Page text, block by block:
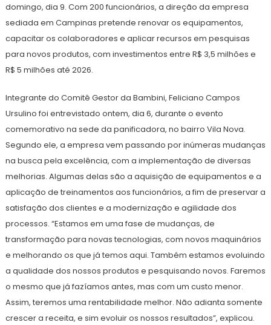
domingo, dia 9. Com 200 funcionários, a direção da empresa
sediada em Campinas pretende renovar os equipamentos,
capacitar os colaboradores e aplicar recursos em pesquisas
para novos produtos, com investimentos entre R$ 3,5 milhões e
R$ 5 milhões até 2026.
Integrante do Comitê Gestor da Bambini, Feliciano Campos
Ursulino foi entrevistado ontem, dia 6, durante o evento
comemorativo na sede da panificadora, no bairro Vila Nova.
Segundo ele, a empresa vem passando por inúmeras mudanças
na busca pela excelência, com a implementação de diversas
melhorias. Algumas delas são a aquisição de equipamentos e a
aplicação de treinamentos aos funcionários, a fim de preservar a
satisfação dos clientes e a modernização e agilidade dos
processos. “Estamos em uma fase de mudanças, de
transformação para novas tecnologias, com novos maquinários
e melhorando os que já temos aqui. Também estamos evoluindo
a qualidade dos nossos produtos e pesquisando novos. Faremos
o mesmo que já fazíamos antes, mas com um custo menor.
Assim, teremos uma rentabilidade melhor. Não adianta somente
crescer a receita, e sim evoluir os nossos resultados”, explicou.